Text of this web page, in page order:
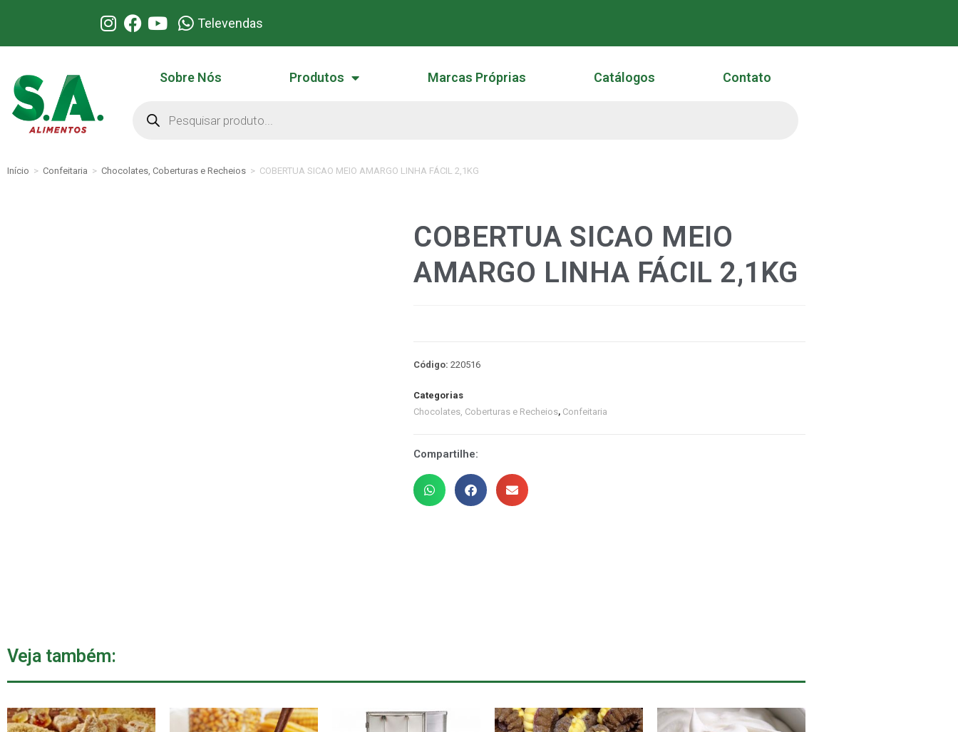
Televendas
Sobre Nós Produtos Marcas Próprias Catálogos Contato
Início > Confeitaria > Chocolates, Coberturas e Recheios > COBERTUA SICAO MEIO AMARGO LINHA FÁCIL 2,1KG
COBERTUA SICAO MEIO
AMARGO LINHA FÁCIL 2,1KG
Código: 220516
Categorias
Chocolates, Coberturas e Recheios, Confeitaria
Compartilhe:
Veja também: